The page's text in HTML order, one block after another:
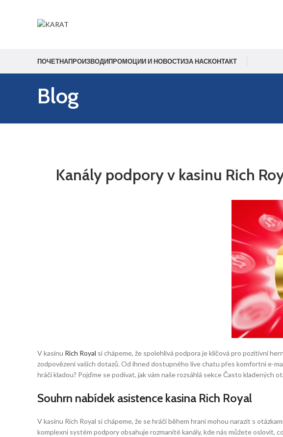
ПОЧЕТНАПРОИЗВОДИПРОМОЦИИ И НОВОСТИЗА НАСКОНТАКТ
Blog
Kanály podpory v kasinu Rich
V kasinu Rich Royal si chápeme, že spolehlivá podpora je klíčová pro pozitivní
zodpovězení vašich dotazů. Od ihned dostupného live chatu přes komfortní e-
hráči kladou? Pojďme se podívat, jak vám naše rozsáhlá sekce Často kladených
Souhrn nabídek asistence kasina Rich Royal
V kasinu Rich Royal si chápeme, že se hráči během hraní mohou narazit s
komplexní systém podpory obsahuje rozmanité kanály, kde nás můžete oslovit,